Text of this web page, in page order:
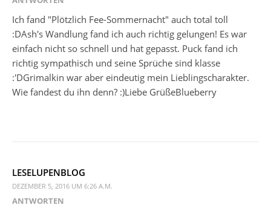
Ich fand "Plötzlich Fee-Sommernacht" auch total toll
:DAsh's Wandlung fand ich auch richtig gelungen! Es war
einfach nicht so schnell und hat gepasst. Puck fand ich
richtig sympathisch und seine Sprüche sind klasse
:'DGrimalkin war aber eindeutig mein Lieblingscharakter.
Wie fandest du ihn denn? :)Liebe GrüßeBlueberry
LESELUPENBLOG
DEZEMBER 5, 2016 UM 6:26 A.M.
ANTWORTEN